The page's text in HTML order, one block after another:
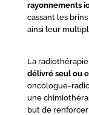
rayonnements
cassant les
ainsi leur
La radiothérapie
délivré seul ou
oncologue-
une
but de renforcer